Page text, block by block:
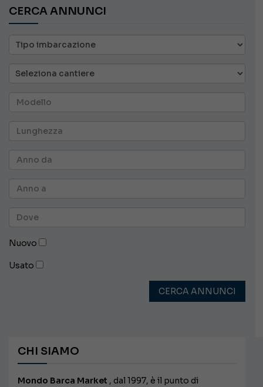
CERCA ANNUNCI
Nuovo
Usato
CERCA ANNUNCI
CHI SIAMO
Mondo Barca Market , dal 1997, è il punto di